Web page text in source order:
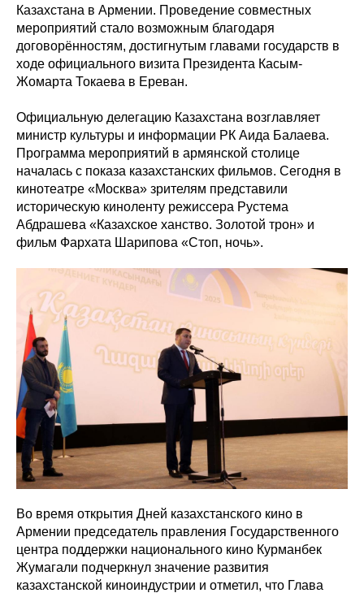
Казахстана в Армении. Проведение совместных
мероприятий стало возможным благодаря
договорённостям, достигнутым главами государств в
ходе официального визита Президента Касым-
Жомарта Токаева в Ереван.
Официальную делегацию Казахстана возглавляет
министр культуры и информации РК Аида Балаева.
Программа мероприятий в армянской столице
началась с показа казахстанских фильмов. Сегодня в
кинотеатре «Москва» зрителям представили
историческую киноленту режиссера Рустема
Абдрашева «Казахское ханство. Золотой трон» и
фильм Фархата Шарипова «Стоп, ночь».
Во время открытия Дней казахстанского кино в
Армении председатель правления Государственного
центра поддержки национального кино Курманбек
Жумагали подчеркнул значение развития
казахстанской киноиндустрии и отметил, что Глава